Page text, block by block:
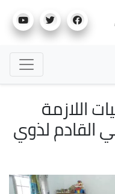
اللازمة
القادم لذوي